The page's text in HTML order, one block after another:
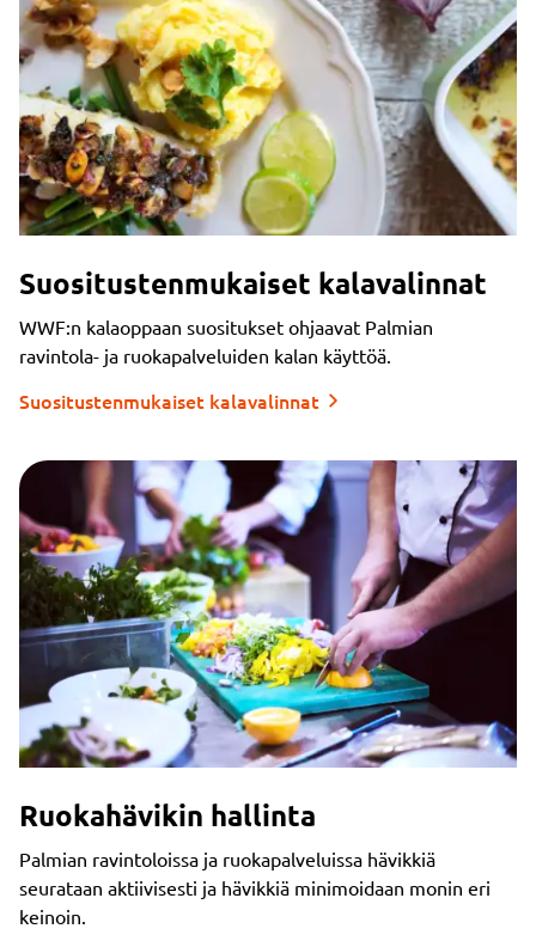
Suositustenmukaiset kalavalinnat
WWF:n kalaoppaan suositukset ohjaavat Palmian
ravintola- ja ruokapalveluiden kalan käyttöä.
Suositustenmukaiset kalavalinnat
Ruokahävikin hallinta
Palmian ravintoloissa ja ruokapalveluissa hävikkiä
seurataan aktiivisesti ja hävikkiä minimoidaan monin eri
keinoin.